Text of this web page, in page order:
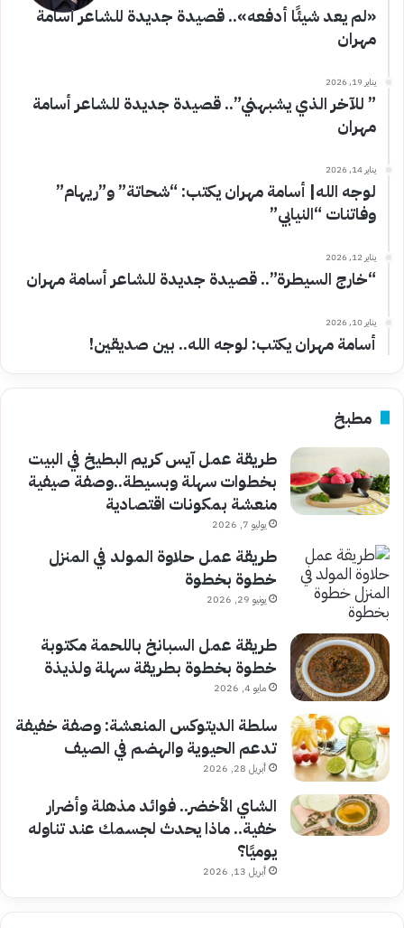
«لم يعد شيئًا أدفعه».. قصيدة جديدة للشاعر أسامة
مهران
يناير 19, 2026
” للآخر الذي يشبهني”.. قصيدة جديدة للشاعر أسامة
مهران
يناير 14, 2026
لوجه الله| أسامة مهران يكتب: “شحاتة” و”ريهام”
وفاتنات “النيابي”
يناير 12, 2026
“خارج السيطرة”.. قصيدة جديدة للشاعر أسامة مهران
يناير 10, 2026
أسامة مهران يكتب: لوجه الله.. بين صديقين!
مطبخ
طريقة عمل آيس كريم البطيخ في البيت
بخطوات سهلة وبسيطة..وصفة صيفية
منعشة بمكونات اقتصادية
يوليو 7, 2026
طريقة عمل حلاوة المولد في المنزل
خطوة بخطوة
يونيو 29, 2026
طريقة عمل السبانخ باللحمة مكتوبة
خطوة بخطوة بطريقة سهلة ولذيذة
مايو 4, 2026
سلطة الديتوكس المنعشة: وصفة خفيفة
تدعم الحيوية والهضم في الصيف
أبريل 28, 2026
الشاي الأخضر.. فوائد مذهلة وأضرار
خفية.. ماذا يحدث لجسمك عند تناوله
يوميًا؟
أبريل 13, 2026